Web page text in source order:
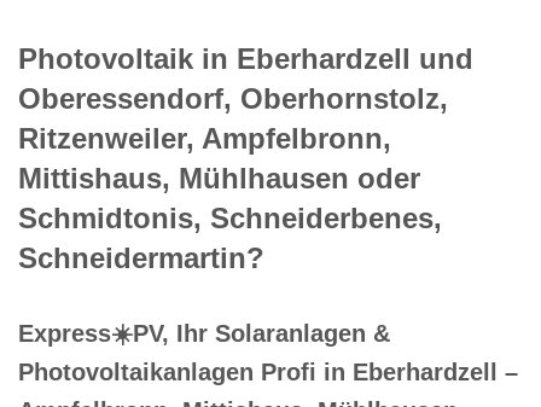
Photovoltaik in Eberhardzell und
Oberessendorf, Oberhornstolz,
Ritzenweiler, Ampfelbronn,
Mittishaus, Mühlhausen oder
Schmidtonis, Schneiderbenes,
Schneidermartin?
Express☀️PV️, Ihr Solaranlagen &
Photovoltaikanlagen Profi in Eberhardzell –